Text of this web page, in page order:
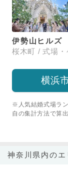
伊勢山ヒルズ
横浜
※人気結婚式場ラ
自の集計方法で算
神奈川県内の